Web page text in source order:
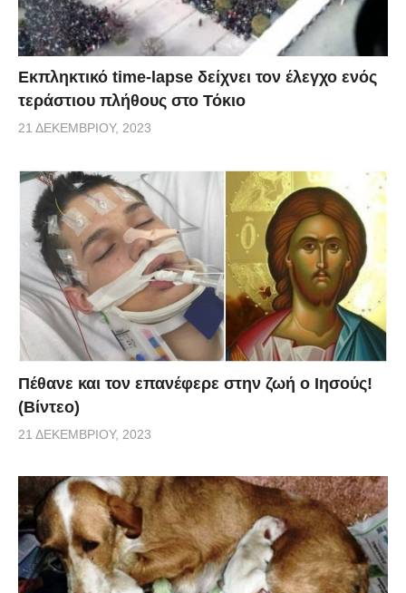
Εκπληκτικό time-lapse δείχνει τον έλεγχο ενός
τεράστιου πλήθους στο Τόκιο
21 ΔΕΚΕΜΒΡΊΟΥ, 2023
Πέθανε και τον επανέφερε στην ζωή ο Ιησούς!
(Βίντεο)
21 ΔΕΚΕΜΒΡΊΟΥ, 2023